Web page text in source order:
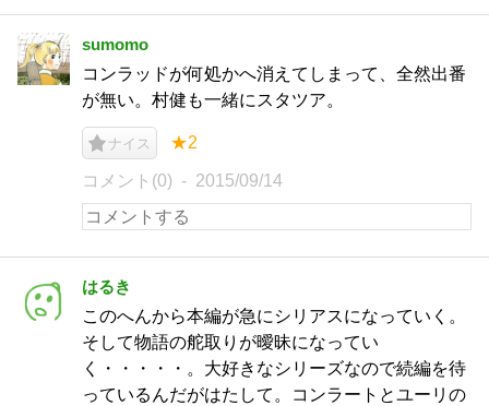
sumomo
コンラッドが何処かへ消えてしまって、全然出番
が無い。村健も一緒にスタツア。
ナイス ★2
コメント(0) 2015/09/14
はるき
このへんから本編が急にシリアスになっていく。
そして物語の舵取りが曖昧になってい
く・・・・・。大好きなシリーズなので続編を待
っているんだがはたして。コンラートとユーリの